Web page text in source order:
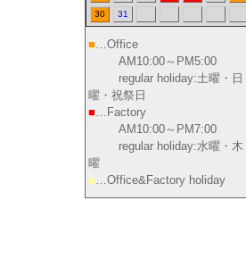
30
31
■…Office
AM10:00～PM5:00
regular holiday:土曜・日
曜・祝祭日
■…Factory
AM10:00～PM7:00
regular holiday:水曜・木
曜
■…Office&Factory holiday